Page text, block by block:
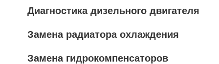
Диагностика дизельного двигателя
Замена радиатора охлаждения
Замена гидрокомпенсаторов